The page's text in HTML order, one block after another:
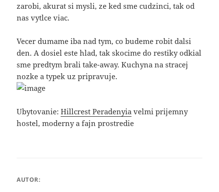
zarobi, akurat si mysli, ze ked sme cudzinci, tak od
nas vytlce viac.
Vecer dumame iba nad tym, co budeme robit dalsi
den. A dosiel este hlad, tak skocime do restiky odkial
sme predtym brali take-away. Kuchyna na stracej
nozke a typek uz pripravuje.
Ubytovanie:Hillcrest Peradenyia velmi prijemny
hostel, moderny a fajn prostredie
AUTOR: